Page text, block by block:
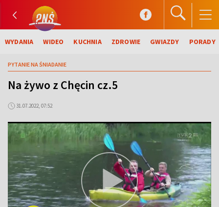
WYDANIA WIDEO KUCHNIA ZDROWIE GWIAZDY PORADY
PYTANIE NA ŚNIADANIE
Na żywo z Chęcin cz.5
31.07.2022, 07:52